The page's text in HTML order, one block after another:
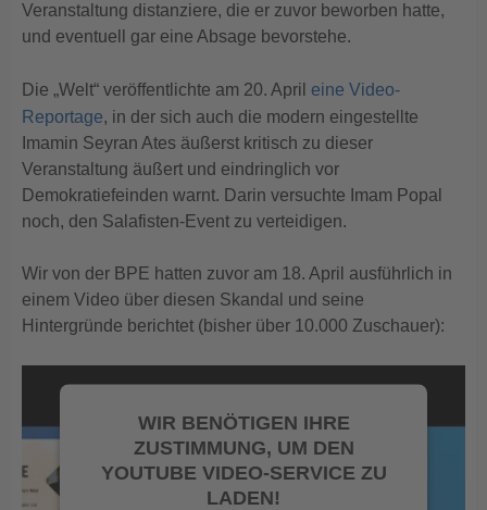
Veranstaltung distanziere, die er zuvor beworben hatte,
und eventuell gar eine Absage bevorstehe.
Die „Welt“ veröffentlichte am 20. April eine Video-
Reportage, in der sich auch die modern eingestellte
Imamin Seyran Ates äußerst kritisch zu dieser
Veranstaltung äußert und eindringlich vor
Demokratiefeinden warnt. Darin versuchte Imam Popal
noch, den Salafisten-Event zu verteidigen.
Wir von der BPE hatten zuvor am 18. April ausführlich in
einem Video über diesen Skandal und seine
Hintergründe berichtet (bisher über 10.000 Zuschauer):
WIR BENÖTIGEN IHRE
ZUSTIMMUNG, UM DEN
YOUTUBE VIDEO-SERVICE ZU
LADEN!